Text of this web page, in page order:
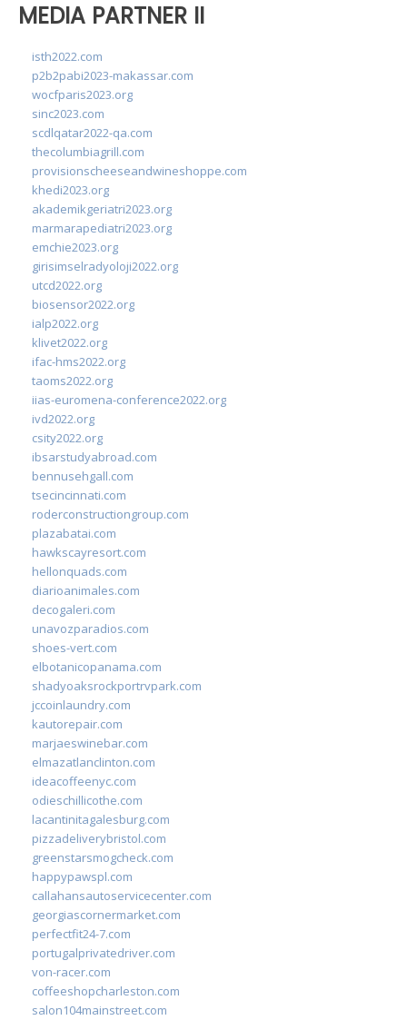
MEDIA PARTNER II
isth2022.com
p2b2pabi2023-makassar.com
wocfparis2023.org
sinc2023.com
scdlqatar2022-qa.com
thecolumbiagrill.com
provisionscheeseandwineshoppe.com
khedi2023.org
akademikgeriatri2023.org
marmarapediatri2023.org
emchie2023.org
girisimselradyoloji2022.org
utcd2022.org
biosensor2022.org
ialp2022.org
klivet2022.org
ifac-hms2022.org
taoms2022.org
iias-euromena-conference2022.org
ivd2022.org
csity2022.org
ibsarstudyabroad.com
bennusehgall.com
tsecincinnati.com
roderconstructiongroup.com
plazabatai.com
hawkscayresort.com
hellonquads.com
diarioanimales.com
decogaleri.com
unavozparadios.com
shoes-vert.com
elbotanicopanama.com
shadyoaksrockportrvpark.com
jccoinlaundry.com
kautorepair.com
marjaeswinebar.com
elmazatlanclinton.com
ideacoffeenyc.com
odieschillicothe.com
lacantinitagalesburg.com
pizzadeliverybristol.com
greenstarsmogcheck.com
happypawspl.com
callahansautoservicecenter.com
georgiascornermarket.com
perfectfit24-7.com
portugalprivatedriver.com
von-racer.com
coffeeshopcharleston.com
salon104mainstreet.com